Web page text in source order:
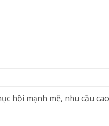
hồi mạnh mẽ, nhu cầu